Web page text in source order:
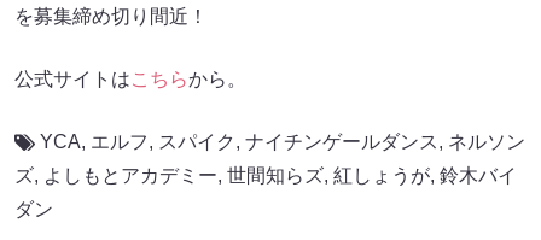
を募集締め切り間近！
公式サイトはこちらから。
YCA, エルフ, スパイク , ナイチンゲールダンス, ネルソン
ズ, よしもとアカデミー, 世間知らズ, 紅しょうが, 鈴木バイ
ダン